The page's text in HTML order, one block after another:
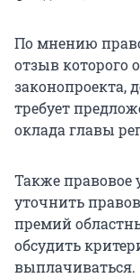
По мнению
отзыв которого
законопроекта,
требует
оклада главы
Также правовое
уточнить
премий
обсудить
выплачиваться.